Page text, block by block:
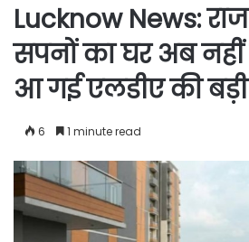
Lucknow News:
सपनों का घर अब नहीं
आ गई एलडीए की
6 1 minute read